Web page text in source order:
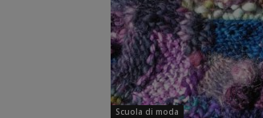
Scuola di moda